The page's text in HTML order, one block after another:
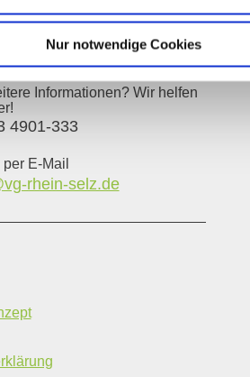
Nur notwendige Cookies
Informationen? Wir helfen
4901-333
E-Mail
rhein-selz.de